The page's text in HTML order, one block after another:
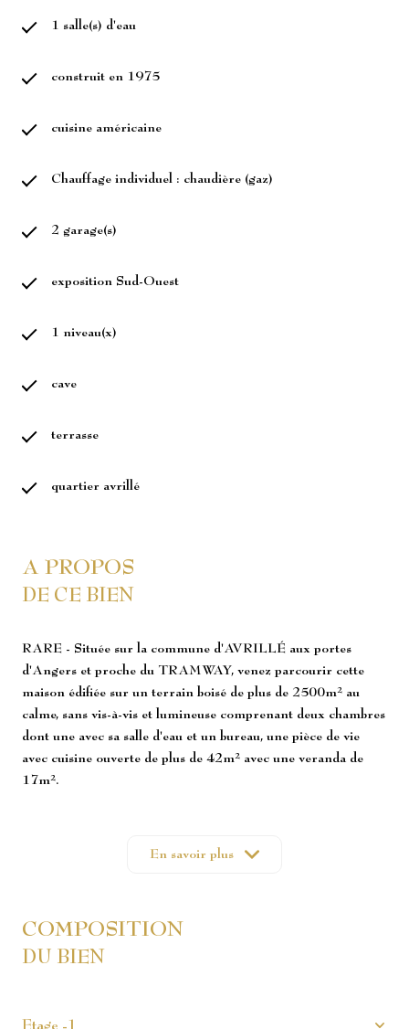
1 salle(s) d'eau
construit en 1975
cuisine américaine
Chauffage individuel : chaudière (gaz)
2 garage(s)
exposition Sud-Ouest
1 niveau(x)
cave
terrasse
quartier avrillé
A PROPOS
DE CE BIEN
RARE - Située sur la commune d'AVRILLÉ aux portes
d'Angers et proche du TRAMWAY, venez parcourir cette
maison édifiée sur un terrain boisé de plus de 2500m² au
calme, sans vis-à-vis et lumineuse comprenant deux chambres
dont une avec sa salle d'eau et un bureau, une pièce de vie
avec cuisine ouverte de plus de 42m² avec une veranda de
17m².
une cave ainsi qu'une pièce supplémentaire habitable et
Pour parfaire cette agréable maison d'habitation, une seconde
maison de 57,11m² comprenant actuellement 3 studios
mensuel! Possibilité d'agrandissement du logement du rez-de
En savoir plus
COMPOSITION
DU BIEN
Etage -1